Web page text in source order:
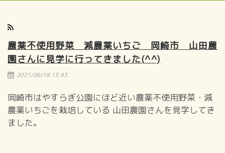
農薬不使用野菜 減農薬いちご 岡崎市 山田農
園さんに見学に行ってきました(^^)
2021/06/18 13:43
岡崎市はやすらぎ公園にほど近い農薬不使用野菜・減
農薬いちごを栽培している 山田農園さんを見学してき
ました。